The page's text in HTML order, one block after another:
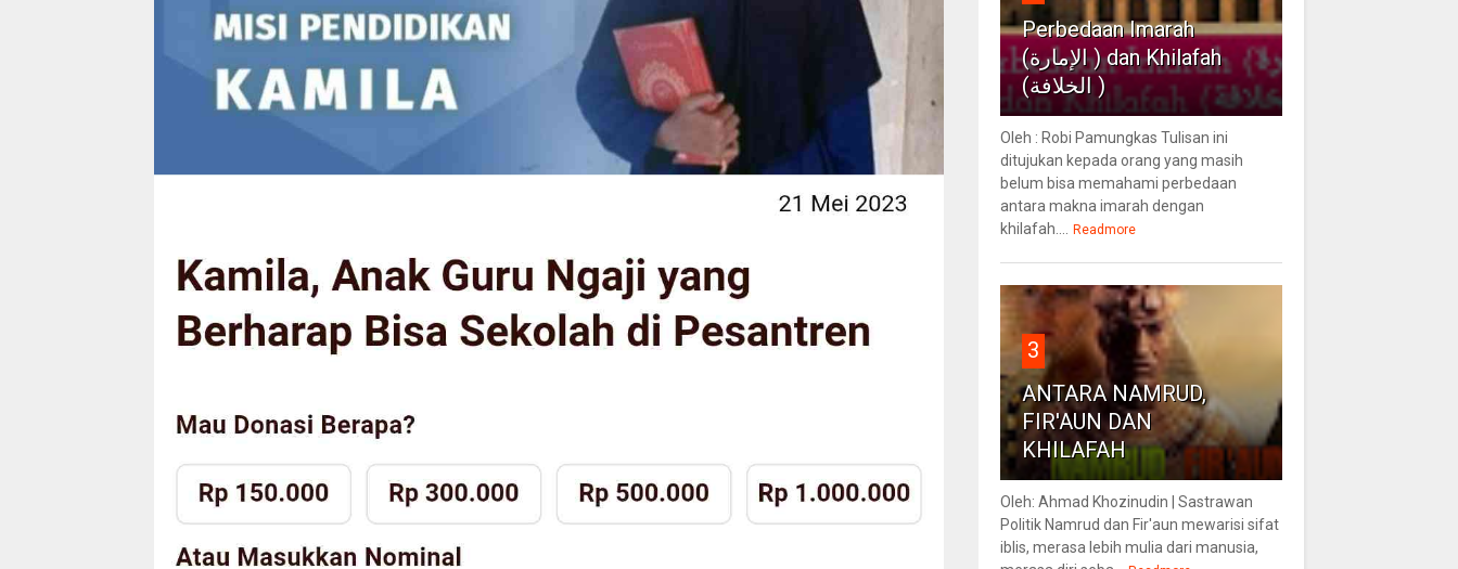
Perbedaan Imarah
(الإمارة ) dan Khilafah
(الخلافة )
Oleh : Robi Pamungkas Tulisan ini
ditujukan kepada orang yang masih
belum bisa memahami perbedaan
antara makna imarah dengan
khilafah....
Readmore
3
ANTARA NAMRUD,
FIR'AUN DAN
KHILAFAH
Oleh: Ahmad Khozinudin | Sastrawan
Politik Namrud dan Fir'aun mewarisi sifat
iblis, merasa lebih mulia dari manusia,